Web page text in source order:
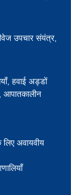
उपचार संयंत्र,
लिए अवायवीय
हवाई अड्डों
आपातकालीन